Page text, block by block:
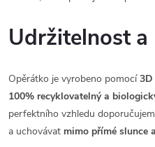
Udržitelnost
Opěrátko je vyrobeno pomocí
100% recyklovatelný a
perfektního vzhledu
a uchovávat mimo přímé slunce